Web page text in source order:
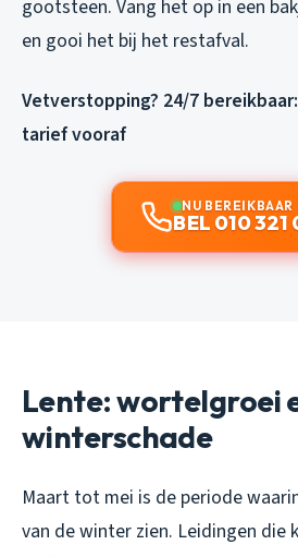
gootsteen. Vang het op in een
en gooi het bij het restafval.
Vetverstopping? 24/7 bereikbaar:
tarief vooraf
NU BEREIKBAAR
BEL 010 321
Lente: wortelgroei
winterschade
Maart tot mei is de periode
van de winter zien. Leidingen die